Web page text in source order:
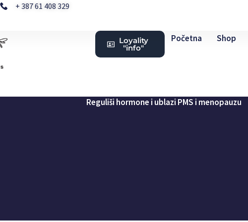
+ 387 61 408 329
Loyality
"info"
Početna Shop
Reguliši hormone i ublazi PMS i menopauzu